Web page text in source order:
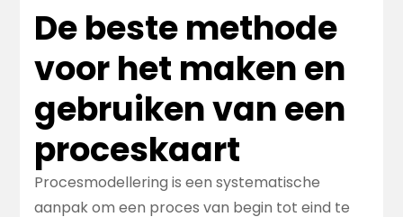
De beste methode
voor het maken en
gebruiken van een
proceskaart
Procesmodellering is een systematische
aanpak om een proces van begin tot eind te